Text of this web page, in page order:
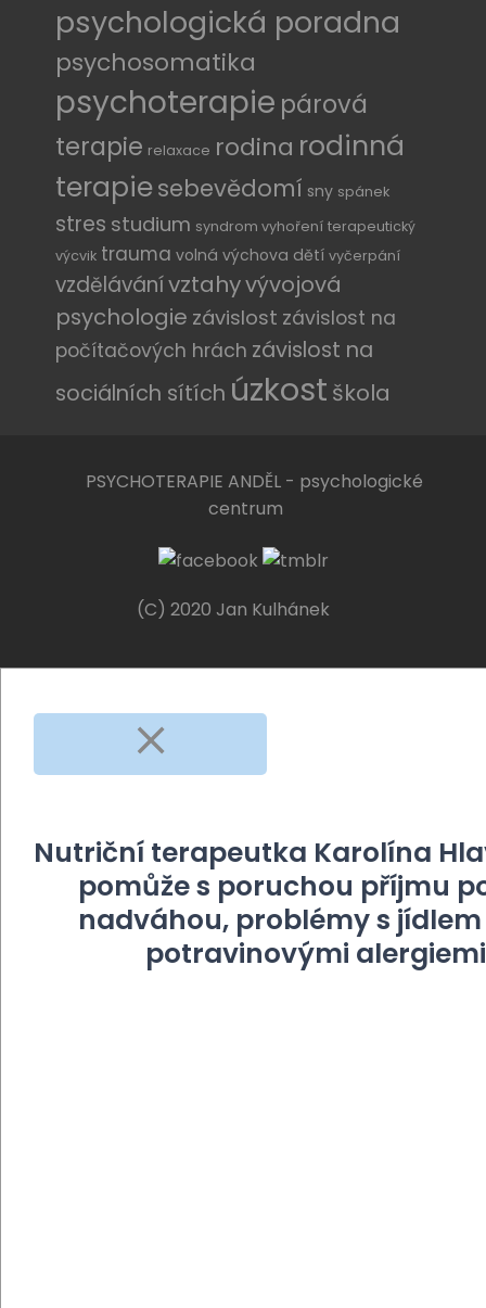
psychologická poradna
psychosomatika
psychoterapie párová
terapie relaxace rodina rodinná
terapiesebevědomí sny spánek
stres studium syndrom vyhoření terapeutický
výcvik trauma volná výchova dětí vyčerpání
vzdělávánívztahyvývojová
psychologie závislost závislost na
počítačových hrách závislost na
sociálních sítích úzkost škola
PSYCHOTERAPIE ANDĚL - psychologické
centrum
(C) 2020 Jan Kulhánek
Nutriční terapeutka Karolína
pomůže s poruchou příjmu
nadváhou, problémy s
potravinovými